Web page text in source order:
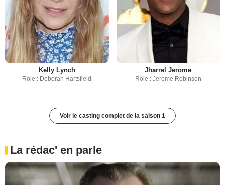
Kelly Lynch
Rôle : Deborah Hartsfield
Jharrel Jerome
Rôle : Jerome Robinson
Voir le casting complet de la saison 1
La rédac' en parle